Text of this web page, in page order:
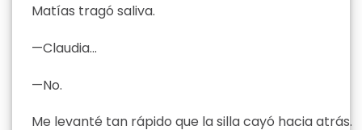
Matías tragó saliva.
—Claudia…
—No.
Me levanté tan rápido que la silla cayó hacia atrás.